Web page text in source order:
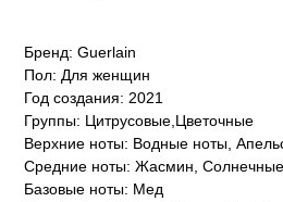
Бренд: Guerlain
Пол: Для женщин
Год создания: 2021
Группы: Цитрусовые,Цветочные
Верхние ноты: Водные ноты,
Средние ноты: Жасмин,
Базовые ноты: Мед